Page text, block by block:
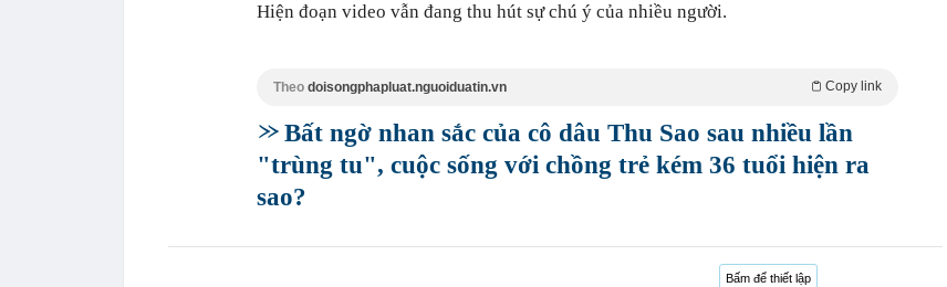
Hiện đoạn video vẫn đang thu hút sự chú ý của nhiều người.
Theo doisongphapluat.nguoiduatin.vn Copy link
Bất ngờ nhan sắc của cô dâu Thu Sao sau nhiều lần
"trùng tu", cuộc sống với chồng trẻ kém 36 tuổi hiện ra
sao?
Bấm để thiết lập